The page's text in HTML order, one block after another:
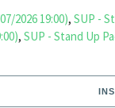
2026 19:00), SUP -
, SUP - Stand Up